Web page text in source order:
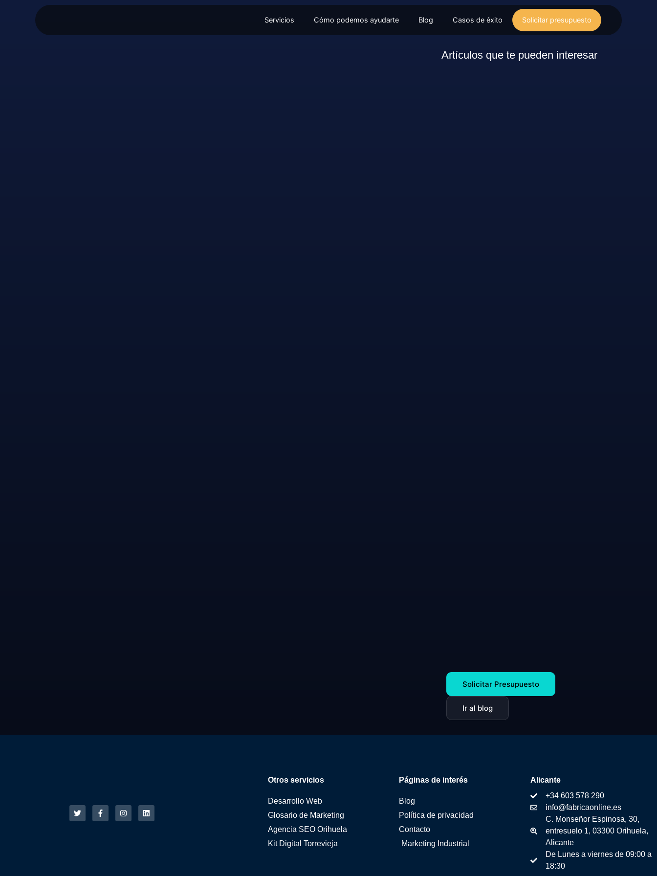
Servicios Cómo podemos ayudarte Blog Casos de éxito Solicitar presupuesto
Artículos que te pueden interesar
Solicitar Presupuesto
Ir al blog
Otros servicios
Desarrollo Web
Glosario de Marketing
Agencia SEO Orihuela
Kit Digital Torrevieja
Páginas de interés
Blog
Política de privacidad
Contacto
Marketing Industrial
Alicante
+34 603 578 290
info@fabricaonline.es
C. Monseñor Espinosa, 30,
entresuelo 1, 03300 Orihuela,
Alicante
De Lunes a viernes de 09:00 a
18:30